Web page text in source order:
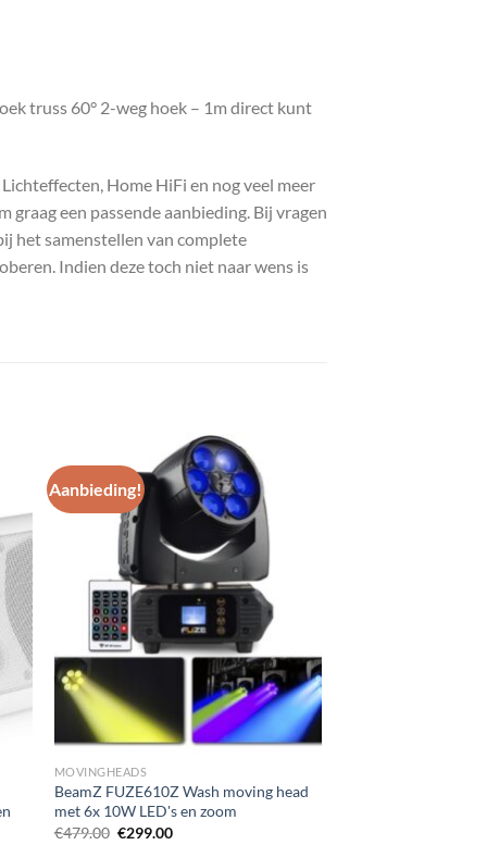
truss 60° 2-weg hoek – 1m direct kunt
Home HiFi en nog veel meer
een passende aanbieding. Bij vragen
het samenstellen van complete
Indien deze toch niet naar wens is
Aanbieding!
Toevoegen
MOVINGHEADS
BeamZ FUZE610Z Wash moving head
met 6x 10W LED's en zoom
€479.00 Oorspronkelijke
€299.00Huidige